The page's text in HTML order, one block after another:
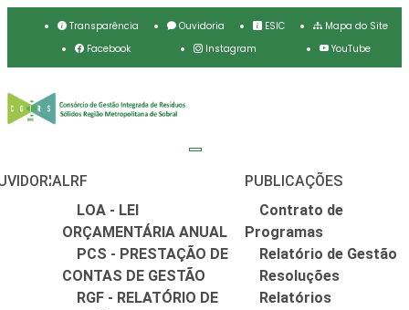
Transparência Ouvidoria ESIC
Mapa do Site
Facebook
Instagram YouTube
LRF
LOA - LEI
ORÇAMENTÁRIA ANUAL
PCS - PRESTAÇÃO DE
CONTAS DE GESTÃO
RGF - RELATÓRIO DE
PUBLICAÇÕES
Contrato de
Programas
Relatório de Gestão
Resoluções
Relatórios